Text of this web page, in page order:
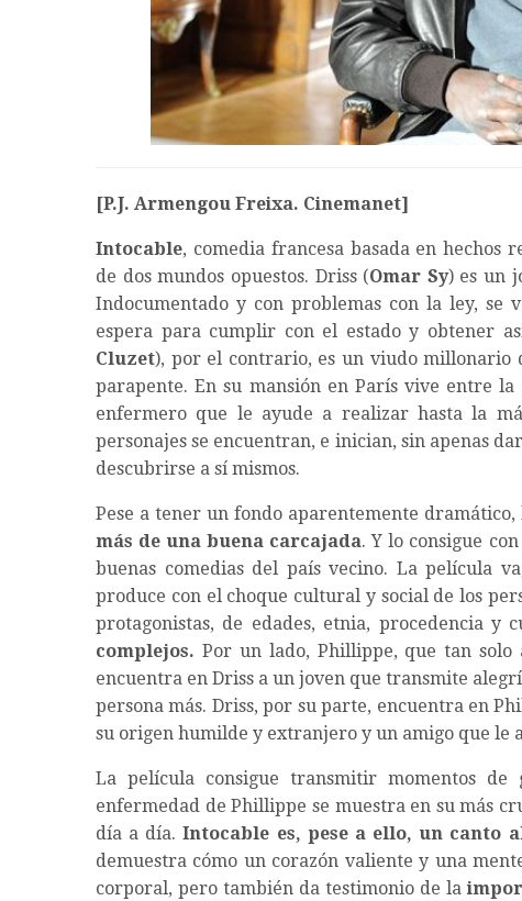
[P.J. Armengou Freixa. Cinemanet]
Intocable, comedia francesa basada en hechos
de dos mundos opuestos. Driss (Omar Sy) es un
Indocumentado y con problemas con la ley,
espera para cumplir con el estado y obtener
Cluzet), por el contrario, es un viudo millonario
parapente. En su mansión en París vive entre
enfermero que le ayude a realizar hasta la
personajes se encuentran, e inician, sin apenas
descubrirse a sí mismos.
Pese a tener un fondo aparentemente
más de una buena carcajada. Y lo consigue
buenas comedias del país vecino. La película
produce con el choque cultural y social de los
protagonistas, de edades, etnia, procedencia y
complejos. Por un lado, Phillippe, que tan
encuentra en Driss a un joven que transmite
persona más. Driss, por su parte, encuentra en
su origen humilde y extranjero y un amigo que le
La película consigue transmitir momentos
enfermedad de Phillippe se muestra en su más
día a día.Intocable es, pese a ello, un canto
demuestra cómo un corazón valiente y una
corporal, pero también da testimonio de la